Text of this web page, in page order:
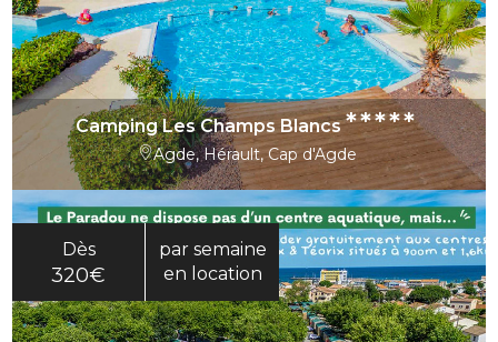
Camping Les Champs Blancs*****
Agde, Hérault, Cap d'Agde
Dès
320€
par semaine
en location